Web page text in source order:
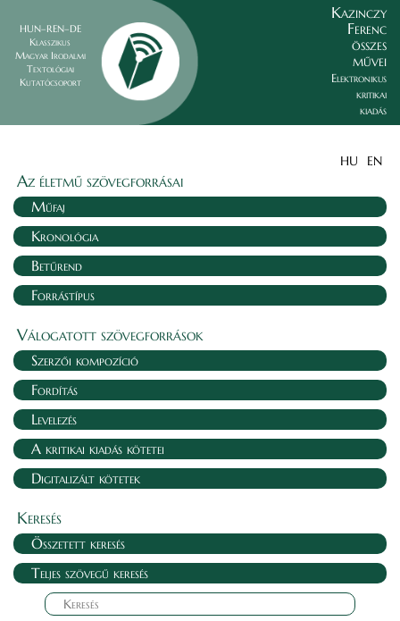
HUN–REN–DE
Klasszikus
Magyar Irodalmi
Textológiai
Kutatócsoport
Kazinczy
Ferenc
összes
művei
Elektronikus
kritikai
kiadás
HU EN
Az életmű szövegforrásai
Műfaj
Kronológia
Betűrend
Forrástípus
Válogatott szövegforrások
Szerzői kompozíció
Fordítás
Levelezés
A kritikai kiadás kötetei
Digitalizált kötetek
Keresés
Összetett keresés
Teljes szövegű keresés